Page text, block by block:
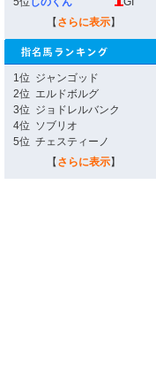
【 さらに表示】
1位 ジャンゴッド
2位 エルドボルグ
3位 ジョドレルバンク
4位 ソブリオ
5位 チェスティーノ
【 さらに表示】